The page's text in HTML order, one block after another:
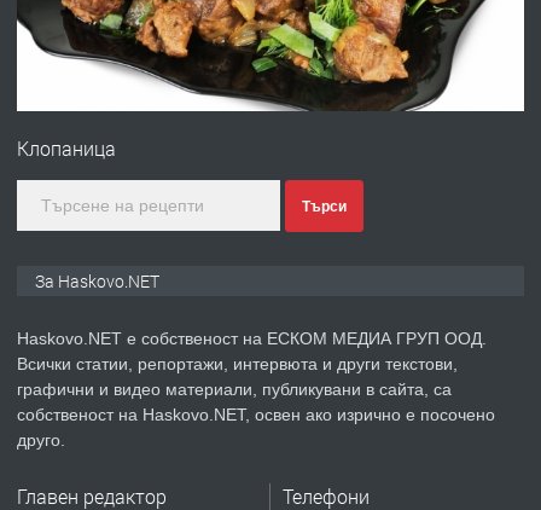
преди 4 дни
№4120 Магазин/Офис под наем в кв.
преди 5 дни
ПРЕДЛАГА
Продавам парцел в гр. Хасково кв.
Клопаница
Търси
За Haskovo.NET
Haskovo.NET е собственост на ЕСКОМ МЕДИА ГРУП ООД.
Всички статии, репортажи, интервюта и други текстови,
графични и видео материали, публикувани в сайта, са
собственост на Haskovo.NET, освен ако изрично е посочено
друго.
Главен редактор Телефони